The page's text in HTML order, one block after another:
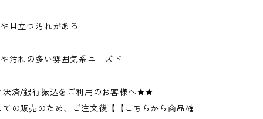
目立つ汚れがある
汚れの多い雰囲気系ユーズド
済/銀行振込をご利用のお客様へ★★
の販売のため、ご注文後【【こちらから商品確